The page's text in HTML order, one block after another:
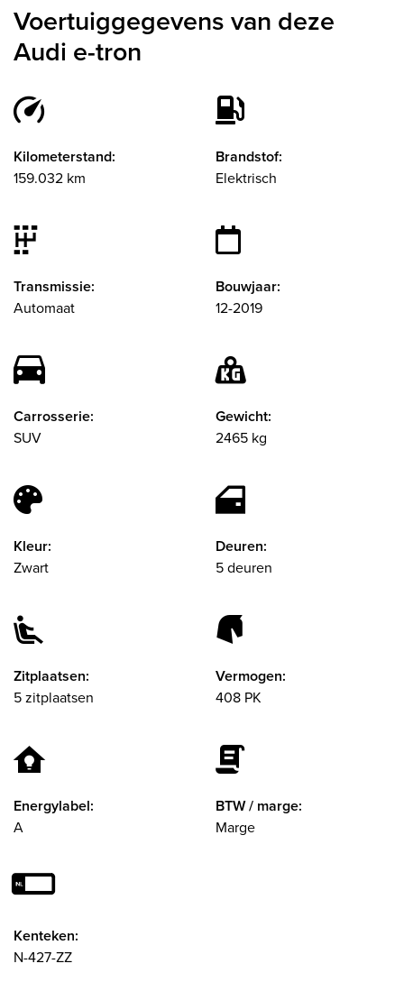
Voertuiggegevens van deze
Audi e-tron
Kilometerstand:
159.032 km
Brandstof:
Elektrisch
Transmissie:
Automaat
Bouwjaar:
12-2019
Carrosserie:
SUV
Gewicht:
2465 kg
Kleur:
Zwart
Deuren:
5 deuren
Zitplaatsen:
5 zitplaatsen
Vermogen:
408 PK
Energylabel:
A
BTW / marge:
Marge
Kenteken:
N-427-ZZ